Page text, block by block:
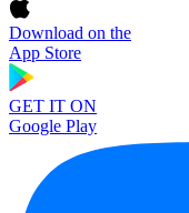
Download on the
App Store
GET IT ON
Google Play